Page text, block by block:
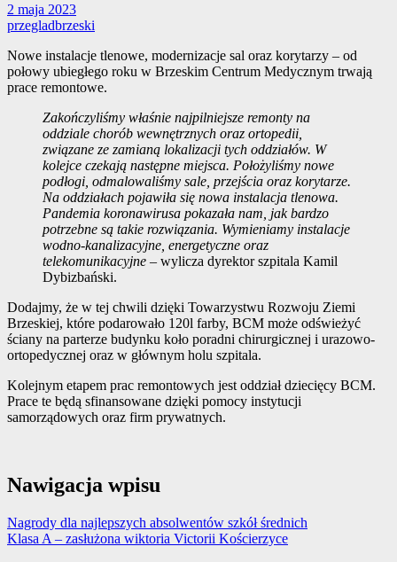
2 maja 2023
przegladbrzeski
Nowe instalacje tlenowe, modernizacje sal oraz korytarzy – od
połowy ubiegłego roku w Brzeskim Centrum Medycznym trwają
prace remontowe.
Zakończyliśmy właśnie najpilniejsze remonty na
oddziale chorób wewnętrznych oraz ortopedii,
związane ze zamianą lokalizacji tych oddziałów. W
kolejce czekają następne miejsca. Położyliśmy nowe
podłogi, odmalowaliśmy sale, przejścia oraz korytarze.
Na oddziałach pojawiła się nowa instalacja tlenowa.
Pandemia koronawirusa pokazała nam, jak bardzo
potrzebne są takie rozwiązania. Wymieniamy instalacje
wodno-kanalizacyjne, energetyczne oraz
telekomunikacyjne – wylicza dyrektor szpitala Kamil
Dybizbański.
Dodajmy, że w tej chwili dzięki Towarzystwu Rozwoju Ziemi
Brzeskiej, które podarowało 120l farby, BCM może odświeżyć
ściany na parterze budynku koło poradni chirurgicznej i urazowo-
ortopedycznej oraz w głównym holu szpitala.
Kolejnym etapem prac remontowych jest oddział dziecięcy BCM.
Prace te będą sfinansowane dzięki pomocy instytucji
samorządowych oraz firm prywatnych.
Nawigacja wpisu
Nagrody dla najlepszych absolwentów szkół średnich
Klasa A – zasłużona wiktoria Victorii Kościerzyce